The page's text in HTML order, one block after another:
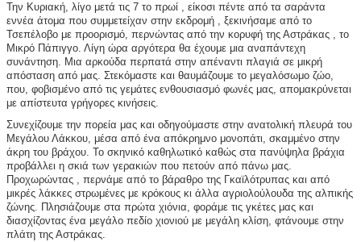
Την Κυριακή, λίγο μετά τις 7 το πρωί , είκοσι πέντε από τα σαράντα
εννέα άτομα που συμμετείχαν στην εκδρομή , ξεκινήσαμε από το
Τσεπέλοβο με προορισμό, περνώντας από την κορυφή της Αστράκας , το
Μικρό Πάπιγγο. Λίγη ώρα αργότερα θα έχουμε μια αναπάντεχη
συνάντηση. Μια αρκούδα περπατά στην απέναντι πλαγιά σε μικρή
απόσταση από μας. Στεκόμαστε και θαυμάζουμε το μεγαλόσωμο ζώο,
που, φοβισμένο από τις γεμάτες ενθουσιασμό φωνές μας, απομακρύνεται
με απίστευτα γρήγορες κινήσεις.
Συνεχίζουμε την πορεία μας και οδηγούμαστε στην ανατολική πλευρά του
Μεγάλου Λάκκου, μέσα από ένα απόκρημνο μονοπάτι, σκαμμένο στην
άκρη του βράχου. Το σκηνικό καθηλωτικό καθώς στα πανύψηλα βράχια
προβάλλει η σκιά των γερακιών που πετούν από πάνω μας.
Προχωρώντας , περνάμε από το βάραθρο της Γκαϊλότρυπας και από
μικρές λάκκες στρωμένες με κρόκους κι άλλα αγριολούλουδα της αλπικής
ζώνης. Πλησιάζουμε στα πρώτα χιόνια, φοράμε τις γκέτες μας και
διασχίζοντας ένα μεγάλο πεδίο χιονιού με μεγάλη κλίση, φτάνουμε στην
πλάτη της Αστράκας.